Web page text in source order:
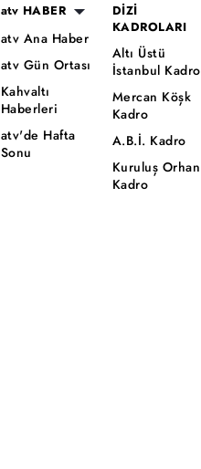
atv HABER
atv Ana Haber
atv Gün Ortası
Kahvaltı
Haberleri
atv'de Hafta
Sonu
DİZİ
KADROLARI
Altı Üstü
İstanbul Kadro
Mercan Köşk
Kadro
A.B.İ. Kadro
Kuruluş Orhan
Kadro